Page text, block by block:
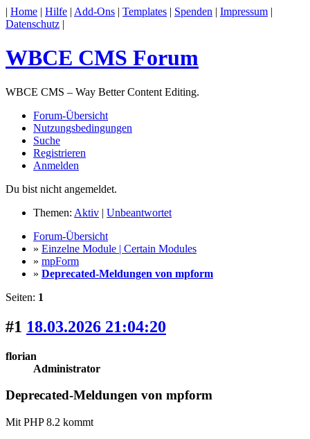
| Home | Hilfe | Add-Ons | Templates | Spenden | Impressum |
Datenschutz |
WBCE CMS Forum
WBCE CMS – Way Better Content Editing.
Forum-Übersicht
Nutzungsbedingungen
Suche
Registrieren
Anmelden
Du bist nicht angemeldet.
Themen: Aktiv | Unbeantwortet
Forum-Übersicht
» Einzelne Module | Certain Modules
» mpForm
» Deprecated-Meldungen von mpform
Seiten: 1
#1 18.03.2026 21:04:20
florian
Administrator
Deprecated-Meldungen von mpform
Mit PHP 8.2 kommt